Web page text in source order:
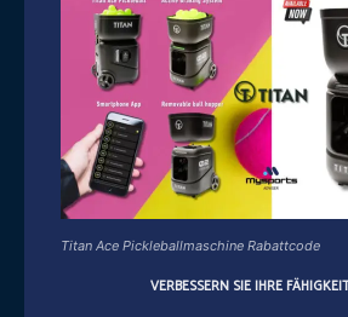
Titan Ace Pickleballmaschine Rabattcode
VERBESSERN SIE IHRE